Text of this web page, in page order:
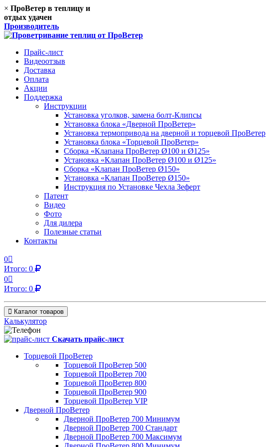
× ПроВетер в теплицу и
отдых удачен
Производитель
Прайс-лист
Видеоотзыв
Доставка
Оплата
Акции
Поддержка
Инструкции
Установка уголков, замена болт-Клипсы
Установка блока «Дверной ПроВетер»
Установка термопривода на дверной и торцевой ПроВетер
Установка блока «Торцевой ПроВетер»
Сборка «Клапана ПроВетер Ø100 и Ø125»
Установка «Клапан ПроВетер Ø100 и Ø125»
Сборка «Клапан ПроВетер Ø150»
Установка «Клапан ПроВетер Ø150»
Инструкция по Установке Чехла Зеферт
Патент
Видео
Фото
Для дилера
Полезные статьи
Контакты
0
Итого: 0
0
Итого: 0
Каталог товаров
Калькулятор
Скачать прайс-лист
Торцевой ПроВетер
Торцевой ПроВетер 500
Торцевой ПроВетер 700
Торцевой ПроВетер 800
Торцевой ПроВетер 900
Торцевой ПроВетер VIP
Дверной ПроВетер
Дверной ПроВетер 700 Минимум
Дверной ПроВетер 700 Стандарт
Дверной ПроВетер 700 Максимум